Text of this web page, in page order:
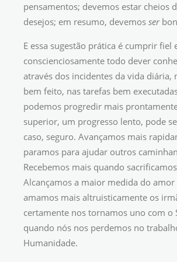
pensamentos; devemos estar cheios
desejos; em resumo, devemos ser
E essa sugestão prática é cumprir fiel
conscienciosamente todo dever
através dos incidentes da vida diária,
bem feito, nas tarefas bem
podemos progredir mais
superior, um progresso lento, pode
caso, seguro. Avançamos mais
paramos para ajudar outros
Recebemos mais quando
Alcançamos a maior medida do
amamos mais altruisticamente os
certamente nos tornamos uno com o
quando nós nos perdemos no
Humanidade.